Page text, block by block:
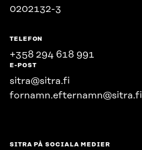
0202132-3
TELEFON
+358 294 618 991
E-POST
sitra@sitra.fi
fornamn.efternamn@sitra.fi
SITRA PÅ SOCIALA MEDIER